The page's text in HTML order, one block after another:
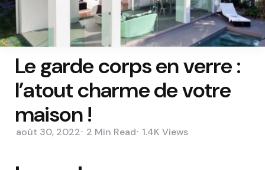
Le garde corps en verre :
l’atout charme de votre
maison !
août 30, 2022 2 Min Read 1.4K Views